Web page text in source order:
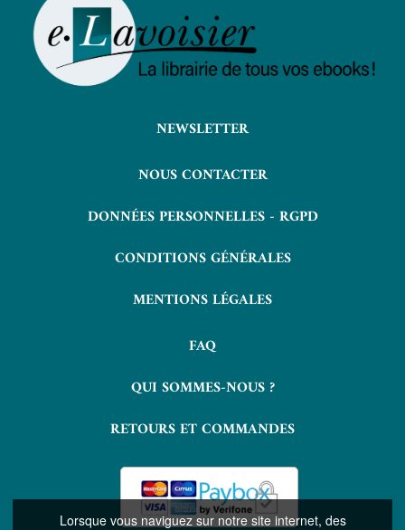
Lorsque vous naviguez sur notre site internet, des
NEWSLETTER
NOUS CONTACTER
DONNÉES PERSONNELLES - RGPD
CONDITIONS GÉNÉRALES
MENTIONS LÉGALES
FAQ
QUI SOMMES-NOUS ?
RETOURS ET COMMANDES